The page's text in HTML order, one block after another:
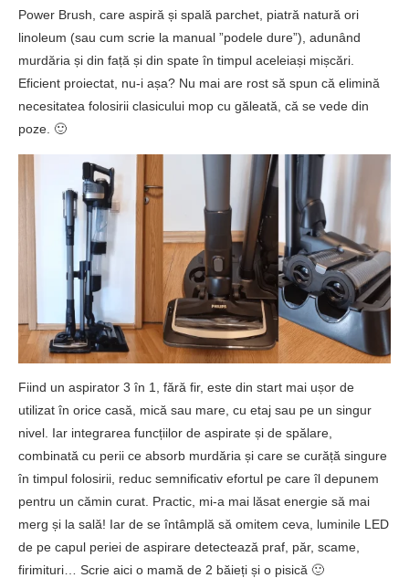
Power Brush, care aspiră și spală parchet, piatră natură ori
linoleum (sau cum scrie la manual ”podele dure”), adunând
murdăria și din față și din spate în timpul aceleiași mișcări.
Eficient proiectat, nu-i așa? Nu mai are rost să spun că elimină
necesitatea folosirii clasicului mop cu găleată, că se vede din
poze. 🙂
Fiind un aspirator 3 în 1, fără fir, este din start mai ușor de
utilizat în orice casă, mică sau mare, cu etaj sau pe un singur
nivel. Iar integrarea funcțiilor de aspirate și de spălare,
combinată cu perii ce absorb murdăria și care se curăță singure
în timpul folosirii, reduc semnificativ efortul pe care îl depunem
pentru un cămin curat. Practic, mi-a mai lăsat energie să mai
merg și la sală! Iar de se întâmplă să omitem ceva, luminile LED
de pe capul periei de aspirare detectează praf, păr, scame,
firimituri… Scrie aici o mamă de 2 băieți și o pisică 🙂